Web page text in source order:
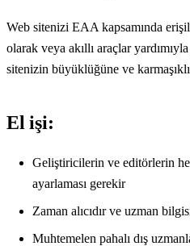
Web sitenizi EAA kapsamında
olarak veya akıllı araçlar
sitenizin büyüklüğüne ve
El işi:
Geliştiricilerin ve editörlerin
ayarlaması gerekir
Zaman alıcıdır ve uzman
Muhtemelen pahalı dış